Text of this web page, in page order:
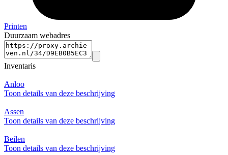
Printen
Duurzaam webadres
Inventaris
Anloo
Toon details van deze beschrijving
Assen
Toon details van deze beschrijving
Beilen
Toon details van deze beschrijving